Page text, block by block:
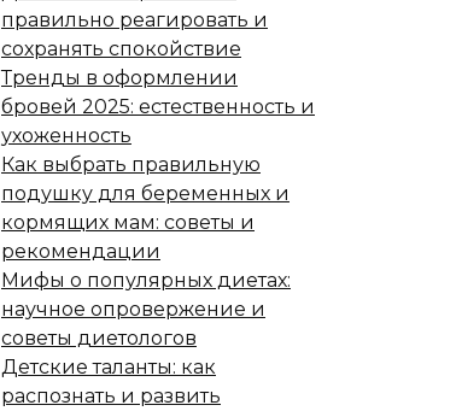
правильно реагировать и
сохранять спокойствие
Тренды в оформлении
бровей 2025: естественность и
ухоженность
Как выбрать правильную
подушку для беременных и
кормящих мам: советы и
рекомендации
Мифы о популярных диетах:
научное опровержение и
советы диетологов
Детские таланты: как
распознать и развить